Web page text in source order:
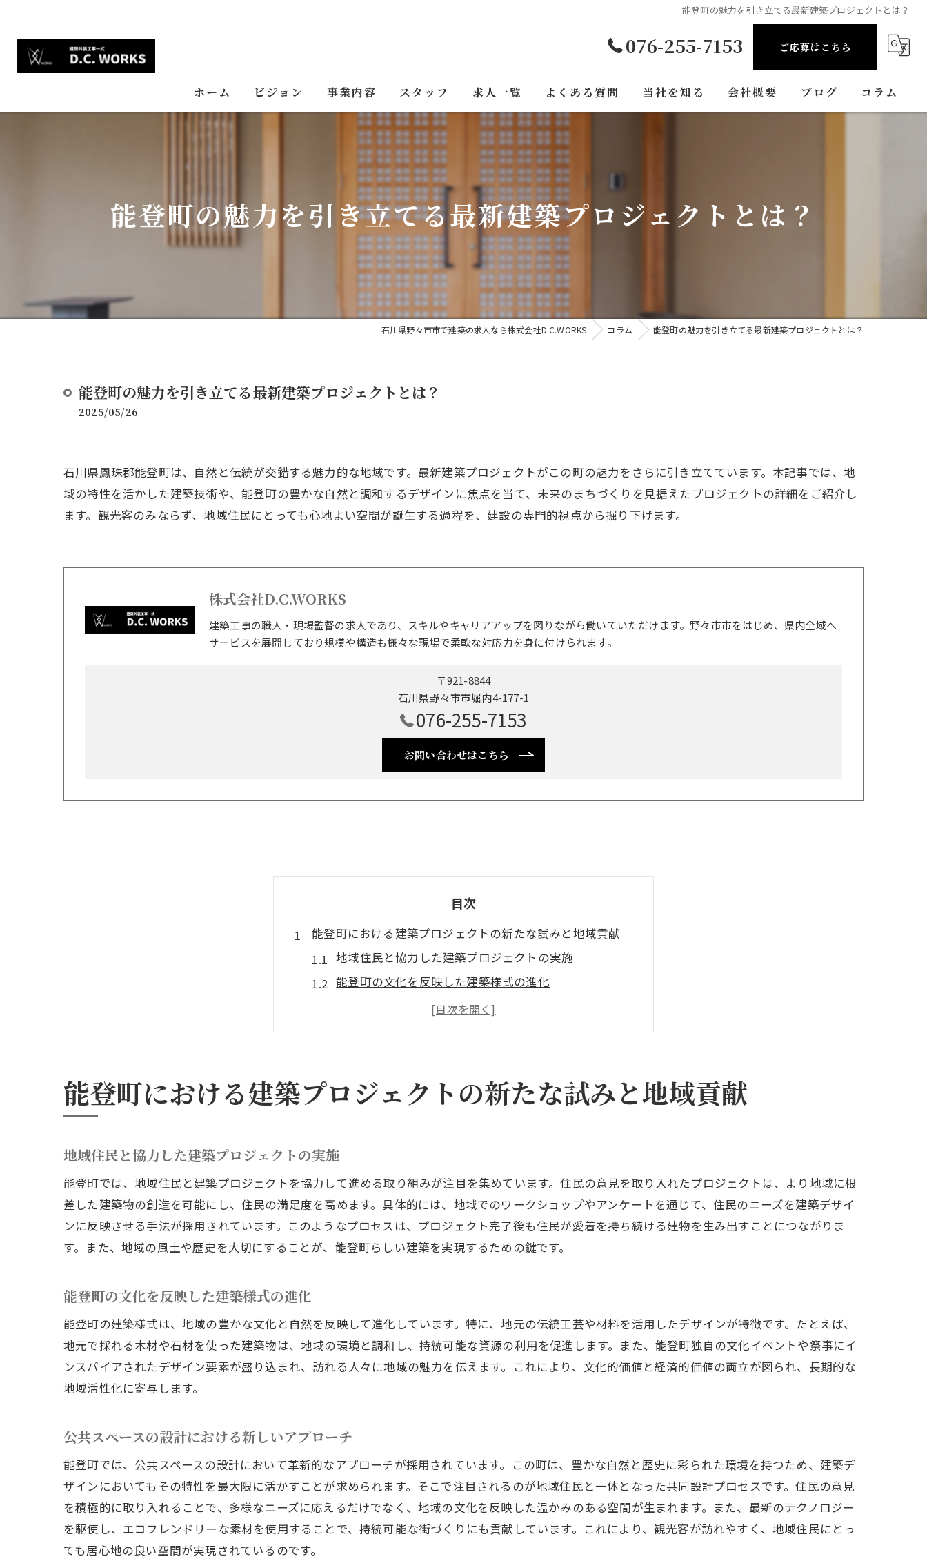
能登町の魅力を引き立てる最新建築プロジェクトとは？
076-255-7153 ご応募はこちら
ホーム ビジョン 事業内容 スタッフ 求人一覧 よくある質問 当社を知る
現場作業員
会社概要 ブログ コラム
能登町の魅力を引き立てる最新建築プロジェクトとは？
石川県野々市市で建築の求人なら株式会社D.C.WORKS コラム 能登町の魅力を引き立てる最新建築プロジェクトとは？
能登町の魅力を引き立てる最新建築プロジェクトとは？
2025/05/26
石川県鳳珠郡能登町は、自然と伝統が交錯する魅力的な地域です。最新建築プロジェクトがこの町の魅力をさらに引き立てています。本記事では、地
域の特性を活かした建築技術や、能登町の豊かな自然と調和するデザインに焦点を当て、未来のまちづくりを見据えたプロジェクトの詳細をご紹介し
ます。観光客のみならず、地域住民にとっても心地よい空間が誕生する過程を、建設の専門的視点から掘り下げます。
株式会社D.C.WORKS
建築工事の職人・現場監督の求人であり、スキルやキャリアアップを図りながら働いていただけます。野々市市をはじめ、県内全域へ
サービスを展開しており規模や構造も様々な現場で柔軟な対応力を身に付けられます。
〒921-8844
石川県野々市市堀内4-177-1
076-255-7153
お問い合わせはこちら
目次
能登町における建築プロジェクトの新たな試みと地域貢献
地域住民と協力した建築プロジェクトの実施
能登町の文化を反映した建築様式の進化
公共スペースの設計における新しいアプローチ
地域経済を活性化する建築プロジェクトの効果
地元企業との連携による建築プロジェクト
自然と調和する能登町の建築デザインの革新性
環境に優しい建築技術の導入
地域特性を考慮したエコデザインの実践
能登町の景観を生かした建築プロジェクト
自然光を活用した省エネ建築の工夫
地元の自然をテーマにした建築デザイン
地域活性化を目指した建築の役割
若者に魅力あるまちづくりと建築設計
能登町の未来を支えるインフラ整備の重要性
地域の特色を活かした能登町の建築技術の進化
伝統技術と現代技術の融合
能登町特有の気候を考慮した建築技術
地域資源を活用した環境配慮型建築
最新の建築技術と地元職人の協力
能登町における建築プロジェクトの新たな試みと地域貢献
地域住民と協力した建築プロジェクトの実施
能登町では、地域住民と建築プロジェクトを協力して進める取り組みが注目を集めています。住民の意見を取り入れたプロジェクトは、より地域に根
差した建築物の創造を可能にし、住民の満足度を高めます。具体的には、地域でのワークショップやアンケートを通じて、住民のニーズを建築デザイ
ンに反映させる手法が採用されています。このようなプロセスは、プロジェクト完了後も住民が愛着を持ち続ける建物を生み出すことにつながりま
す。また、地域の風土や歴史を大切にすることが、能登町らしい建築を実現するための鍵です。
能登町の文化を反映した建築様式の進化
能登町の建築様式は、地域の豊かな文化と自然を反映して進化しています。特に、地元の伝統工芸や材料を活用したデザインが特徴です。たとえば、
地元で採れる木材や石材を使った建築物は、地域の環境と調和し、持続可能な資源の利用を促進します。また、能登町独自の文化イベントや祭事にイ
ンスパイアされたデザイン要素が盛り込まれ、訪れる人々に地域の魅力を伝えます。これにより、文化的価値と経済的価値の両立が図られ、長期的な
地域活性化に寄与します。
公共スペースの設計における新しいアプローチ
能登町では、公共スペースの設計において革新的なアプローチが採用されています。この町は、豊かな自然と歴史に彩られた環境を持つため、建築デ
ザインにおいてもその特性を最大限に活かすことが求められます。そこで注目されるのが地域住民と一体となった共同設計プロセスです。住民の意見
を積極的に取り入れることで、多様なニーズに応えるだけでなく、地域の文化を反映した温かみのある空間が生まれます。また、最新のテクノロジー
を駆使し、エコフレンドリーな素材を使用することで、持続可能な街づくりにも貢献しています。これにより、観光客が訪れやすく、地域住民にとっ
ても居心地の良い空間が実現されているのです。